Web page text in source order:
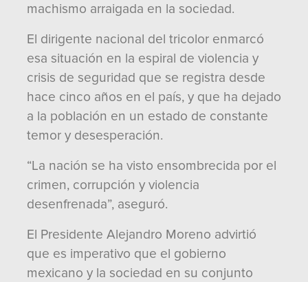
machismo arraigada en la sociedad.
El dirigente nacional del tricolor enmarcó
esa situación en la espiral de violencia y
crisis de seguridad que se registra desde
hace cinco años en el país, y que ha dejado
a la población en un estado de constante
temor y desesperación.
“La nación se ha visto ensombrecida por el
crimen, corrupción y violencia
desenfrenada”, aseguró.
El Presidente Alejandro Moreno advirtió
que es imperativo que el gobierno
mexicano y la sociedad en su conjunto